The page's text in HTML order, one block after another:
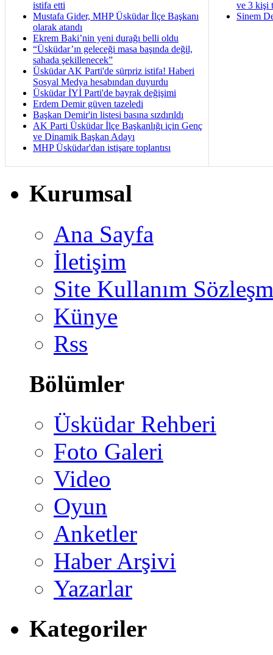
istifa etti
Mustafa Gider, MHP Üsküdar İlçe Başkanı
olarak atandı
Ekrem Baki’nin yeni durağı belli oldu
“Üsküdar’ın geleceği masa başında değil,
sahada şekillenecek”
Üsküdar AK Parti'de sürpriz istifa! Haberi
Sosyal Medya hesabından duyurdu
Üsküdar İYİ Parti'de bayrak değişimi
Erdem Demir güven tazeledi
Başkan Demir'in listesi basına sızdırıldı
AK Parti Üsküdar İlçe Başkanlığı için Genç
ve Dinamik Başkan Adayı
MHP Üsküdar'dan istişare toplantısı
ve 3 kişi
Sinem
Kurumsal
Ana Sayfa
İletişim
Site Kullanım
Künye
Rss
Bölümler
Üsküdar Rehberi
Foto Galeri
Video
Oyun
Anketler
Haber Arşivi
Yazarlar
Kategoriler